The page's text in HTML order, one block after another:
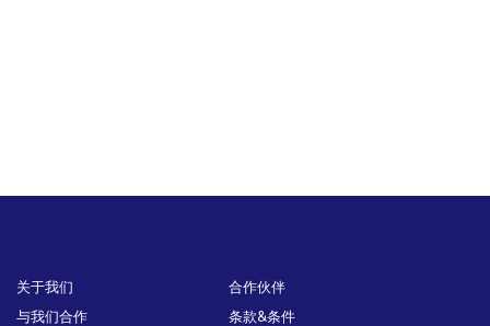
关于我们 合作伙伴
与我们合作 条款&条件